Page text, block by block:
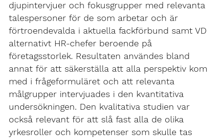
djupintervjuer och fokusgrupper med relevanta
talespersoner för de som arbetar och är
förtroendevalda i aktuella fackförbund samt VD
alternativt HR-chefer beroende på
företagsstorlek. Resultaten användes bland
annat för att säkerställa att alla perspektiv kom
med i frågeformuläret och att relevanta
målgrupper intervjuades i den kvantitativa
undersökningen. Den kvalitativa studien var
också relevant för att slå fast alla de olika
yrkesroller och kompetenser som skulle tas